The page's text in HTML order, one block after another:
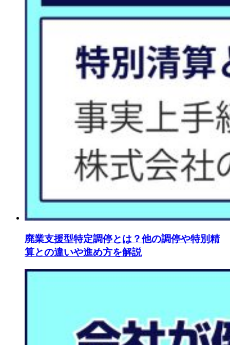
廃業支援型特定調停とは？他の調停や特別精
算との違いや進め方を解説